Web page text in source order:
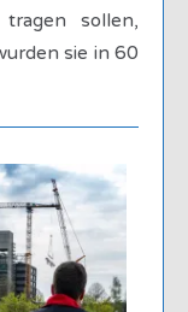
tragen sollen,
sie in 60